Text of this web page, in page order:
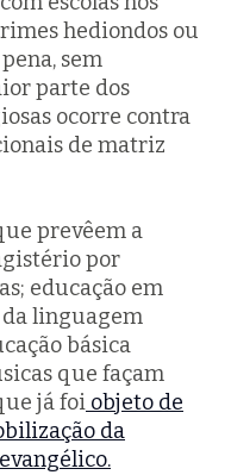
hediondos ou
sem
parte dos
ocorre contra
de matriz
prevêem a
por
educação em
linguagem
básica
que façam
já foi objeto de
da